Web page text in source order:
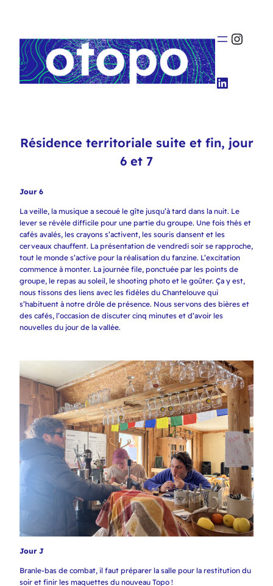
Résidence territoriale suite et fin, jour
6 et 7
Jour 6
La veille, la musique a secoué le gîte jusqu’à tard dans la nuit. Le
lever se révèle difficile pour une partie du groupe. Une fois thés et
cafés avalés, les crayons s’activent, les souris dansent et les
cerveaux chauffent. La présentation de vendredi soir se rapproche,
tout le monde s’active pour la réalisation du fanzine. L’excitation
commence à monter. La journée file, ponctuée par les points de
groupe, le repas au soleil, le shooting photo et le goûter. Ça y est,
nous tissons des liens avec les fidèles du Chantelouve qui
s’habituent à notre drôle de présence. Nous servons des bières et
des cafés, l’occasion de discuter cinq minutes et d’avoir les
nouvelles du jour de la vallée.
Jour J
Branle-bas de combat, il faut préparer la salle pour la restitution du
soir et finir les maquettes du nouveau Topo !